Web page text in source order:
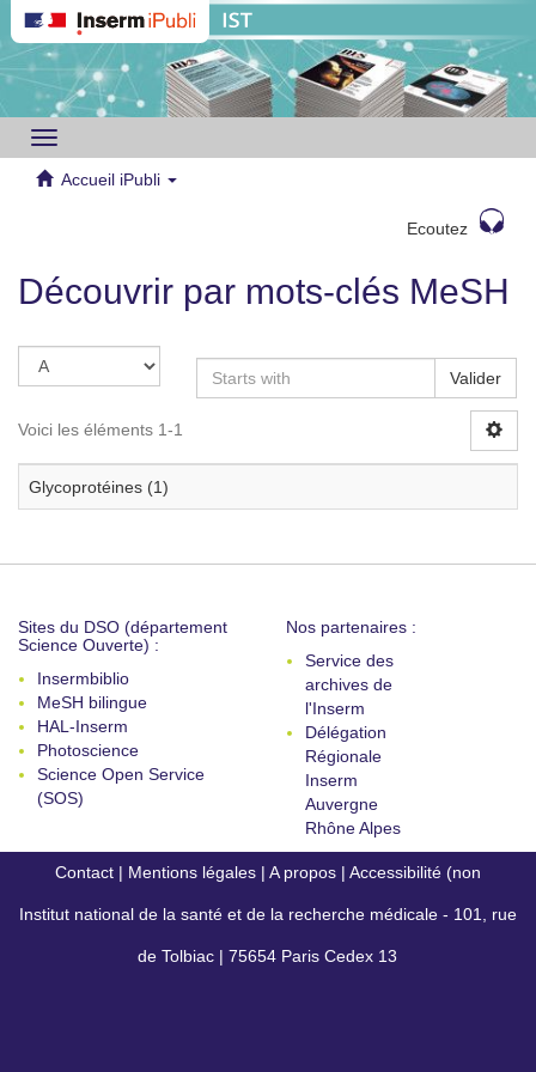
Toggle
navigation
Accueil iPubli
Ecoutez
Découvrir par mots-clés MeSH
Valider
Voici les éléments 1-1
Glycoprotéines (1)
Sites du DSO (département
Science Ouverte) :
Insermbiblio
MeSH bilingue
HAL-Inserm
Photoscience
Science Open Service
(SOS)
Nos partenaires :
Service des
archives de
l'Inserm
Délégation
Régionale
Inserm
Auvergne
Rhône Alpes
Contact | Mentions légales | A propos | Accessibilité (non
conforme)
Institut national de la santé et de la recherche médicale - 101, rue
de Tolbiac | 75654 Paris Cedex 13